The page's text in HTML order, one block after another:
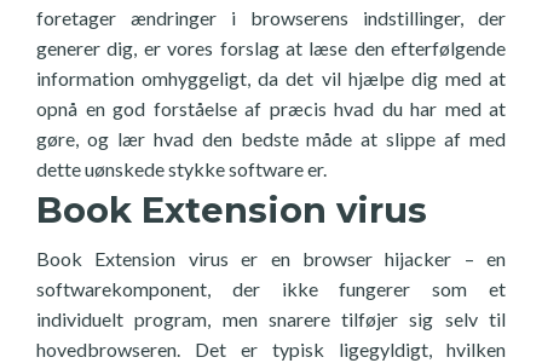
foretager ændringer i browserens indstillinger, der
generer dig, er vores forslag at læse den efterfølgende
information omhyggeligt, da det vil hjælpe dig med at
opnå en god forståelse af præcis hvad du har med at
gøre, og lær hvad den bedste måde at slippe af med
dette uønskede stykke software er.
Book Extension virus
Book Extension virus er en browser hijacker – en
softwarekomponent, der ikke fungerer som et
individuelt program, men snarere tilføjer sig selv til
hovedbrowseren. Det er typisk ligegyldigt, hvilken